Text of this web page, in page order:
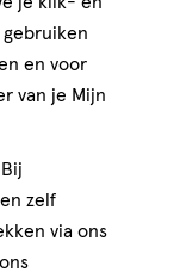
en voor
van je Mijn
zelf
via ons